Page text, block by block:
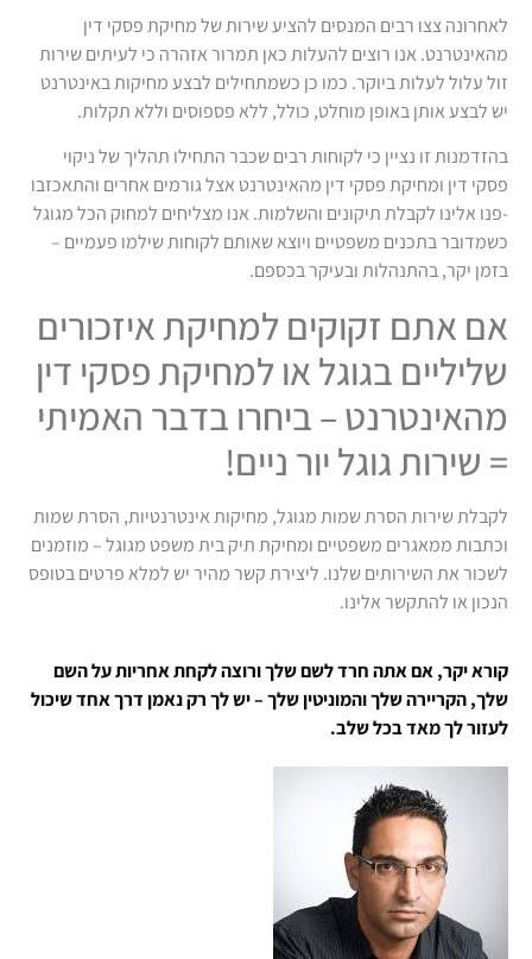
לאחרונה צצו רבים המנסים להציע שירות של מחיקת פסקי דין
מהאינטרנט. אנו רוצים להעלות כאן תמרור אזהרה כי לעיתים שירות
זול עלול לעלות ביוקר. כמו כן כשמתחילים לבצע מחיקות באינטרנט
יש לבצע אותן באופן מוחלט, כולל, ללא פספוסים וללא תקלות.
בהזדמנות זו נציין כי לקוחות רבים שכבר התחילו תהליך של ניקוי
פסקי דין ומחיקת פסקי דין מהאינטרנט אצל גורמים אחרים והתאכזבו
-פנו אלינו לקבלת תיקונים והשלמות. אנו מצליחים למחוק הכל מגוגל
כשמדובר בתכנים משפטיים ויוצא שאותם לקוחות שילמו פעמיים –
בזמן יקר, בהתנהלות ובעיקר בכספם.
אם אתם זקוקים למחיקת איזכורים
שליליים בגוגל או למחיקת פסקי דין
מהאינטרנט – ביחרו בדבר האמיתי
= שירות גוגל יור ניים!
לקבלת שירות הסרת שמות מגוגל, מחיקות אינטרנטיות, הסרת שמות
וכתבות ממאגרים משפטיים ומחיקת תיק בית משפט מגוגל – מוזמנים
לשכור את השירותים שלנו. ליצירת קשר מהיר יש למלא פרטים בטופס
הנכון או להתקשר אלינו.
קורא יקר, אם אתה חרד לשם שלך ורוצה לקחת אחריות על השם
שלך, הקריירה שלך והמוניטין שלך – יש לך רק נאמן דרך אחד שיכול
לעזור לך מאד בכל שלב.